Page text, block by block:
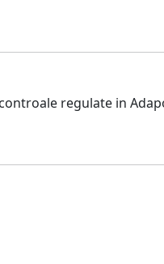
regulate in